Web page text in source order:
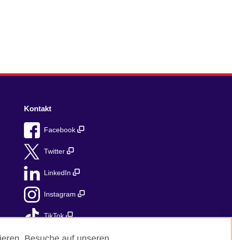
Kontakt
Facebook
Twitter
LinkedIn
Instagram
TikTok